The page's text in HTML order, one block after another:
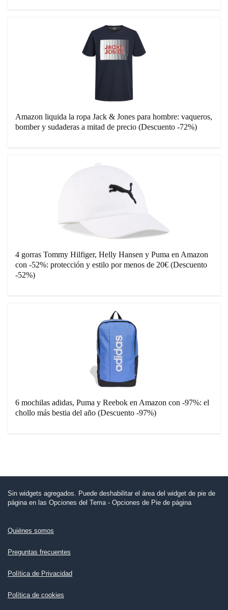
Amazon liquida la ropa Jack & Jones para hombre: vaqueros,
bomber y sudaderas a mitad de precio (Descuento -72%)
4 gorras Tommy Hilfiger, Helly Hansen y Puma en Amazon
con -52%: protección y estilo por menos de 20€ (Descuento
-52%)
6 mochilas adidas, Puma y Reebok en Amazon con -97%: el
chollo más bestia del año (Descuento -97%)
Sin widgets agregados. Puede deshabilitar el área del widget de pie de
página en las Opciones del Tema - Opciones de Pie de página
Quiénes somos
Preguntas frecuentes
Política de Privacidad
Política de cookies